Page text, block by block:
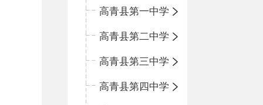
高青县第一中学
高青县第二中学
高青县第三中学
高青县第四中学